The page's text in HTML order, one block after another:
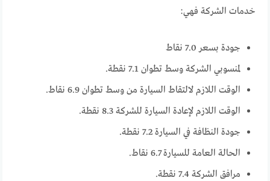
خدمات الشركة فهي:
جودة بسعر 7.0 نقاط
لمنسوبي الشركة وسط تطوان 7.1 نقطة.
الوقت اللازم لالتقاط السيارة من وسط تطوان 6.9 نقاط.
الوقت اللازم لإعادة السيارة للشركة 8.3 نقطة.
جودة النظافة في السيارة 7.2 نقطة.
الحالة العامة للسيارة 6.7 نقاط.
مرافق الشركة 7.4 نقطة.